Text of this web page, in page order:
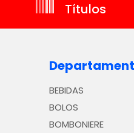
Títulos
BEBIDAS
BOLOS
BOMBONIERE